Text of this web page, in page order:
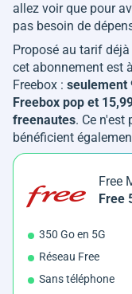
allez voir que pour
pas besoin de
Proposé au tarif
cet abonnement est
Freebox : seulement
Freebox pop et
freenautes. Ce n'est
bénéficient
Free
Free
350 Go en 5G
Réseau Free
Sans téléphone